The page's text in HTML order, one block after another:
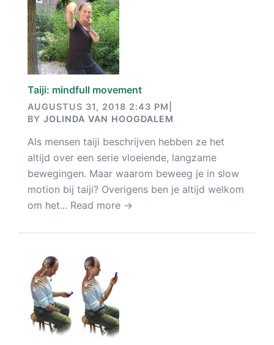
Taiji: mindfull movement
AUGUSTUS 31, 2018 2:43 PM
BY JOLINDA VAN HOOGDALEM
Als mensen taiji beschrijven hebben ze het
altijd over een serie vloeiende, langzame
bewegingen. Maar waarom beweeg je in slow
motion bij taiji? Overigens ben je altijd welkom
om het... Read more →